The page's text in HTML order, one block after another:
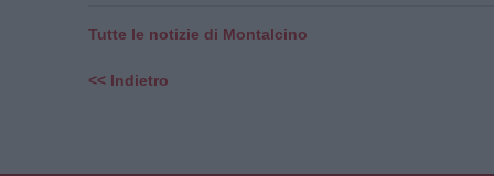
Tutte le notizie di Montalcino
<< Indietro